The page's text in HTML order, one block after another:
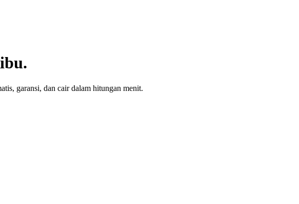
garansi, dan cair dalam hitungan menit.